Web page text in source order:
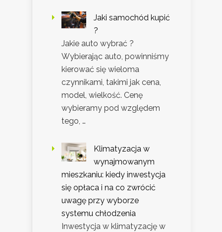
Jaki samochód kupić
?
Jakie auto wybrać ?
Wybierając auto, powinniśmy
kierować się wieloma
czynnikami, takimi jak cena,
model, wielkość. Cenę
wybieramy pod względem
tego, …
Klimatyzacja w
wynajmowanym
mieszkaniu: kiedy inwestycja
się opłaca i na co zwrócić
uwagę przy wyborze
systemu chłodzenia
Inwestycja w klimatyzację w